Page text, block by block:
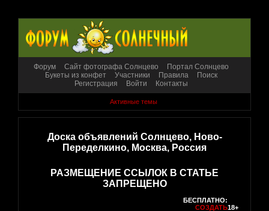
Форум Сайт фотографа Солнцево
Портал Солнцево
Букеты из конфет
Участники Правила
Поиск
Регистрация
Войти Контакты
Активные темы
Доска объявлений Солнцево, Ново-
Переделкино, Москва, Россия
РАЗМЕЩЕНИЕ ССЫЛОК В СТАТЬЕ
ЗАПРЕЩЕНО
БЕСПЛАТНО:
СОЗДАТЬ18+